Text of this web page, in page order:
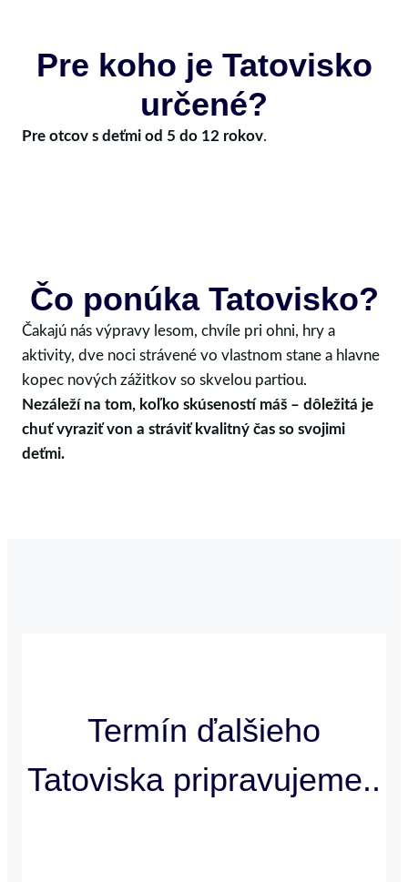
Pre koho je Tatovisko
určené?
Pre otcov s deťmi od 5 do 12 rokov.
Čo ponúka Tatovisko?
Čakajú nás výpravy lesom, chvíle pri ohni, hry a
aktivity, dve noci strávené vo vlastnom stane a hlavne
kopec nových zážitkov so skvelou partiou.
Nezáleží na tom, koľko skúseností máš – dôležitá je
chuť vyraziť von a stráviť kvalitný čas so svojimi
deťmi.
Termín ďalšieho
Tatoviska pripravujeme..